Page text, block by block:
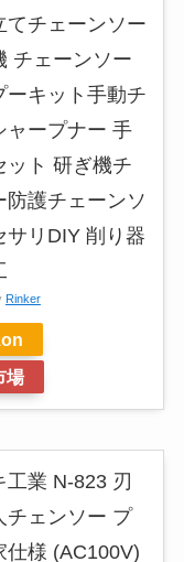
てチェーンソー
チェーンソー
ーキット手動チ
ャープナー 手
ット 研ぎ機チ
防護チェーンソ
サリDIY 削り器
Rinker
場
工業 N-823 刃
チェンソー プ
仕様 (AC100V)